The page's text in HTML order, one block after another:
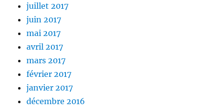
juillet 2017
juin 2017
mai 2017
avril 2017
mars 2017
février 2017
janvier 2017
décembre 2016